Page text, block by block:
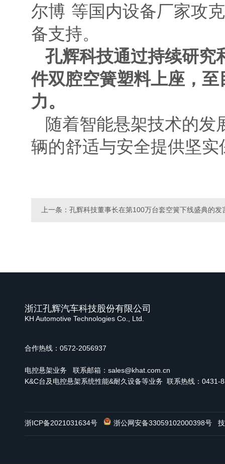
尔博 等国内设备厂家攻
备支持。
孔辉科技通过持续研究
件双腔空簧塑料上座，
力。
随着智能悬架技术的发
辆的舒适与安全提供坚实
上一条：孔辉科技董事长在第100万台套空簧下线盛典的发
浙江孔辉汽车科技股份有限公司
KH Automotive Technologies Co., Ltd.
合作热线：0572-2056937
电控悬架业务
联系邮箱：sales@khat.com.cn
K&C台及电控悬架系统性能&耐久设备等业务 联系热线：0431-
浙ICP备2021031634号 浙公网安备33059102000398号